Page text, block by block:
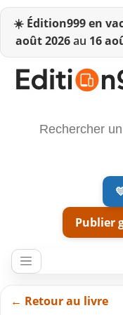
☀️ Édition999 en
août 2026au 16
Publier
← Retour au livre